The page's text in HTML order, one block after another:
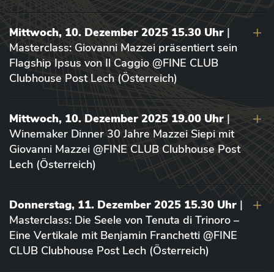
Mittwoch, 10. Dezember 2025 15.30 Uhr |
Masterclass: Giovanni Mazzei präsentiert sein
Flagship Ipsus von Il Caggio @FINE CLUB
Clubhouse Post Lech (Österreich)
Mittwoch, 10. Dezember 2025 19.00 Uhr |
Winemaker Dinner 30 Jahre Mazzei Siepi mit
Giovanni Mazzei @FINE CLUB Clubhouse Post
Lech (Österreich)
Donnerstag, 11. Dezember 2025 15.30 Uhr |
Masterclass: Die Seele von Tenuta di Trinoro –
Eine Vertikale mit Benjamin Franchetti @FINE
CLUB Clubhouse Post Lech (Österreich)